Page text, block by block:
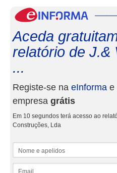
Aceda
relatório de J.&
...
Registe-se na eInforma e
empresa grátis
Em 10 segundos terá acesso ao
Construções, Lda